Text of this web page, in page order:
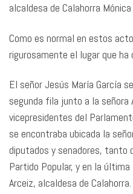
alcaldesa de Calahorra Mónica
Como es normal en estos
rigurosamente el lugar que ha
El señor Jesús María García
segunda fila junto a la señora
vicepresidentes del
se encontraba ubicada la
diputados y senadores, tanto
Partido Popular, y en la
Arceiz, alcaldesa de Calahorra.